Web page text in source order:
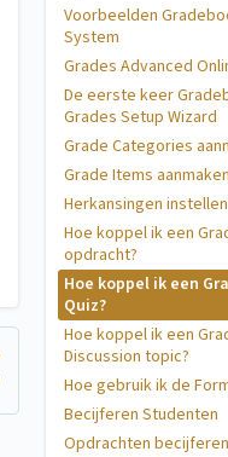
Voorbeelden
System
Grades Advanced
De eerste keer
Grades Setup Wizard
Grade Categories
Grade Items aanmaken
Herkansingen
Hoe koppel ik een
opdracht?
Hoe koppel ik een
Quiz?
Hoe koppel ik een
Discussion topic?
Hoe gebruik ik de
Becijferen Studenten
Opdrachten becijferen